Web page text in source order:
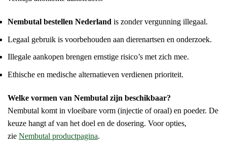
Nembutal bestellen Nederland is zonder vergunning illegaal.
Legaal gebruik is voorbehouden aan dierenartsen en onderzoek.
Illegale aankopen brengen ernstige risico’s met zich mee.
Ethische en medische alternatieven verdienen prioriteit.
Welke vormen van Nembutal zijn beschikbaar?
Nembutal komt in vloeibare vorm (injectie of oraal) en poeder. De
keuze hangt af van het doel en de dosering. Voor opties,
zie Nembutal productpagina.